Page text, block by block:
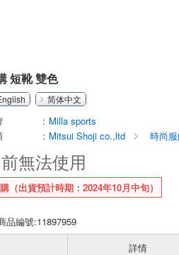
短靴 雙色
简体中文
Milla sports
Mitsui Shoji co.,ltd 時尚
無法使用
（出貨預計時期：2024年10月中旬）
品編號:11897959
詳情